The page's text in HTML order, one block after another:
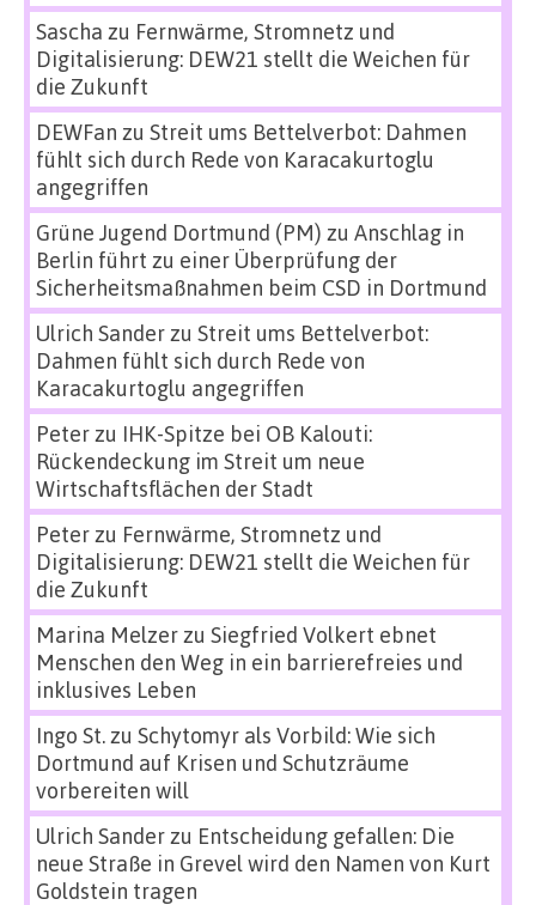
Sascha zu Fernwärme, Stromnetz und
Digitalisierung: DEW21 stellt die Weichen für
die Zukunft
DEWFan zu Streit ums Bettelverbot: Dahmen
fühlt sich durch Rede von Karacakurtoglu
angegriffen
Grüne Jugend Dortmund (PM) zu Anschlag in
Berlin führt zu einer Überprüfung der
Sicherheitsmaßnahmen beim CSD in Dortmund
Ulrich Sanderzu Streit ums Bettelverbot:
Dahmen fühlt sich durch Rede von
Karacakurtoglu angegriffen
Peterzu IHK-Spitze bei OB Kalouti:
Rückendeckung im Streit um neue
Wirtschaftsflächen der Stadt
Peterzu Fernwärme, Stromnetz und
Digitalisierung: DEW21 stellt die Weichen für
die Zukunft
Marina Melzerzu Siegfried Volkert ebnet
Menschen den Weg in ein barrierefreies und
inklusives Leben
Ingo St.zu Schytomyr als Vorbild: Wie sich
Dortmund auf Krisen und Schutzräume
vorbereiten will
Ulrich Sanderzu Entscheidung gefallen: Die
neue Straße in Grevel wird den Namen von Kurt
Goldstein tragen